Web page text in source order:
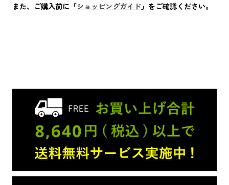
また、ご購入前に「ショッピングガイド 」をご確認ください。